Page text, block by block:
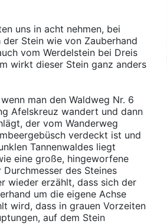
uns in acht nehmen, bei
Stein wie von Zauberhand
vom Werdelstein bei Dreis
wirkt dieser Stein ganz anders
man den Waldweg Nr. 6
Afelskreuz wandert und dann
der vom Wanderweg
verdeckt ist und
Tannenwaldes liegt
eine große, hingeworfene
des Steines
wieder erzählt, dass sich der
um die eigene Achse
wird, dass in grauen Vorzeiten
auf dem Stein